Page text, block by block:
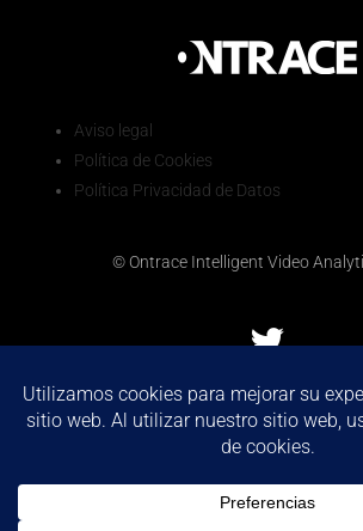
Aviso legal
Política de Cookies
Política Privacidad de Datos
© Ontrace Intelligent Video
We use cookies to ensure that we